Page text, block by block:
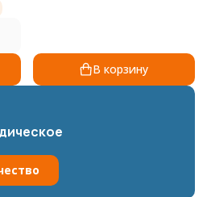
В корзину